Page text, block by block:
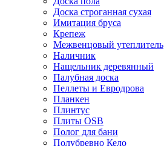
Доска строганная сухая
Имитация бруса
Крепеж
Межвенцовый утеплитель
Наличник
Нащельник деревянный
Палубная доска
Пеллеты и Евродрова
Планкен
Плинтус
Плиты OSB
Полог для бани
Полубревно Кело